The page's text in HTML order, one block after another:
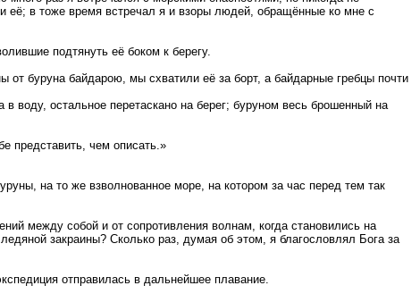
её; в тоже время встречал я и взоры людей, обращённые ко мне с
подтянуть её боком к берегу.
буруна байдарою, мы схватили её за борт, а байдарные гребцы почти
воду, остальное перетаскано на берег; буруном весь брошенный на
представить, чем описать.»
на то же взволнованное море, на котором за час перед тем так
между собой и от сопротивления волнам, когда становились на
закраины? Сколько раз, думая об этом, я благословлял Бога за
отправилась в дальнейшее плавание.